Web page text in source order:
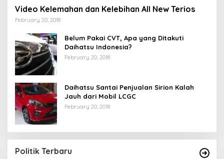
Video Kelemahan dan Kelebihan All New Terios
February 20, 2018
Belum Pakai CVT, Apa yang Ditakuti
Daihatsu Indonesia?
February 20, 2018
Daihatsu Santai Penjualan Sirion Kalah
Jauh dari Mobil LCGC
February 20, 2018
Politik Terbaru
Yasin
In Berita, Politik |